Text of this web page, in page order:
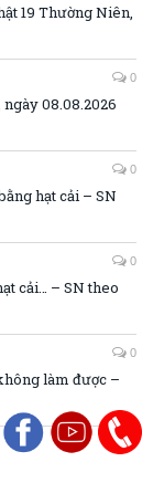
19 Thường Niên,
0
08.08.2026
0
hạt cải – SN
0
cải… – SN theo
0
làm được –
0